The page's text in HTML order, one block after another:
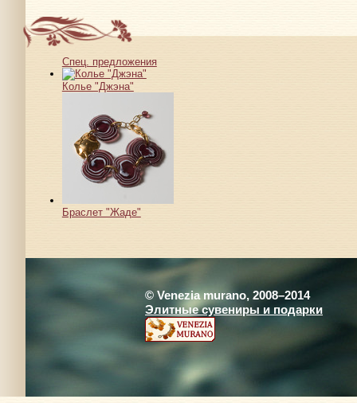
Спец. предложения
Колье "Джэна"
Браслет "Жаде"
© Venezia murano, 2008–2014
Элитные сувениры и подарки